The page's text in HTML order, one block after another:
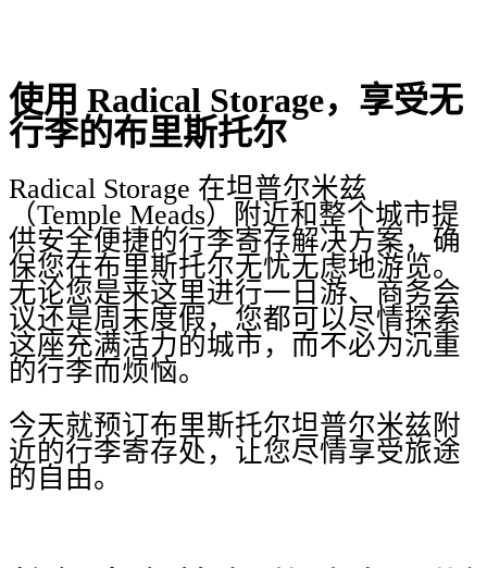
使用 Radical Storage，享受无
行李的布里斯托尔
Radical Storage 在坦普尔米兹
（Temple Meads）附近和整个城市提
供安全便捷的行李寄存解决方案，确
保您在布里斯托尔无忧无虑地游览。
无论您是来这里进行一日游、商务会
议还是周末度假，您都可以尽情探索
这座充满活力的城市，而不必为沉重
的行李而烦恼。
今天就预订布里斯托尔坦普尔米兹附
近的行李寄存处，让您尽情享受旅途
的自由。